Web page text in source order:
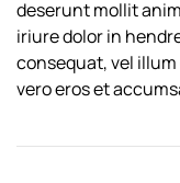
deserunt mollit
iriure dolor in
consequat, vel
vero eros et